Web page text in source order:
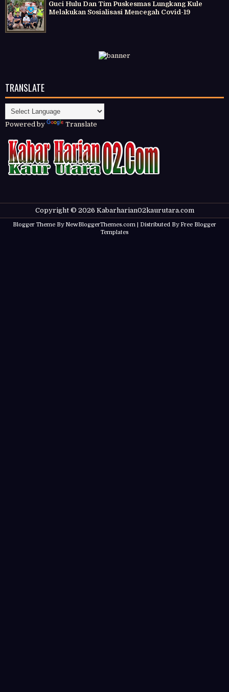
Guci Hulu Dan Tim Puskesmas Lungkang Kule
Melakukan Sosialisasi Mencegah Covid-19
TRANSLATE
Powered by Translate
Copyright © 2026 Kabarharian02kaurutara.com
Blogger Theme By NewBloggerThemes.com | Distributed ByFree Blogger
Templates